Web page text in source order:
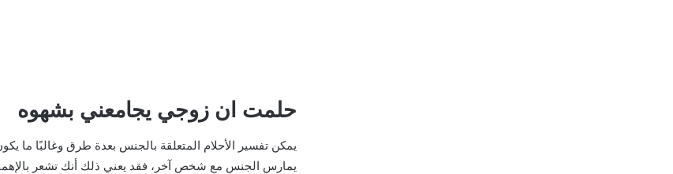
حلمت ان زوجي يجامعني بشهوه
يمكن تفسير الأحلام المتعلقة بالجنس بعدة طرق وغالبًا ما
يمارس الجنس مع شخص آخر، فقد يعني ذلك أنك تشعر